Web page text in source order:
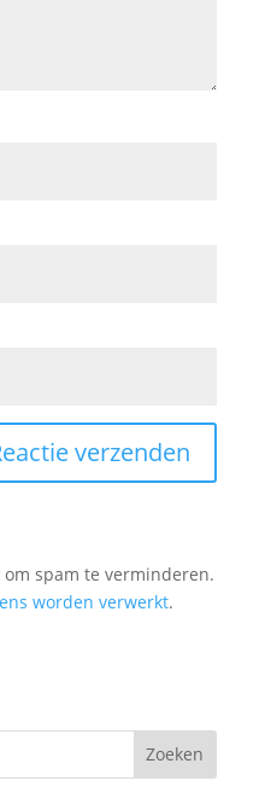
spam te verminderen.
worden verwerkt.